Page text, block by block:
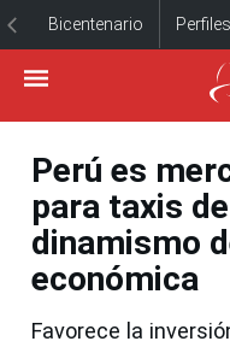
Bicentenario Perfiles
Perú es
para taxis
dinamismo
económica
Favorece la